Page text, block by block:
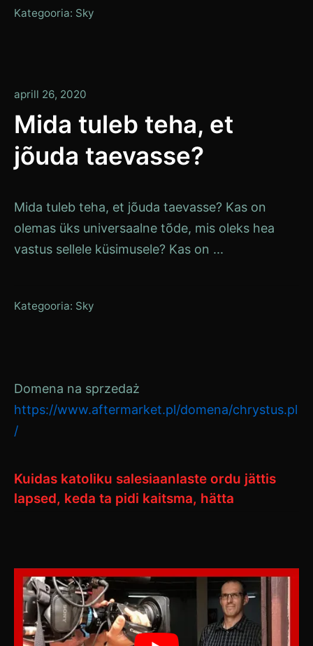
Kategooria: Sky
aprill 26, 2020
Mida tuleb teha, et
jõuda taevasse?
Mida tuleb teha, et jõuda taevasse? Kas on
olemas üks universaalne tõde, mis oleks hea
vastus sellele küsimusele? Kas on ...
Kategooria: Sky
Domena na sprzedaż
https://www.aftermarket.pl/domena/chrystus.pl
/
Kuidas katoliku salesiaanlaste ordu jättis
lapsed, keda ta pidi kaitsma, hätta